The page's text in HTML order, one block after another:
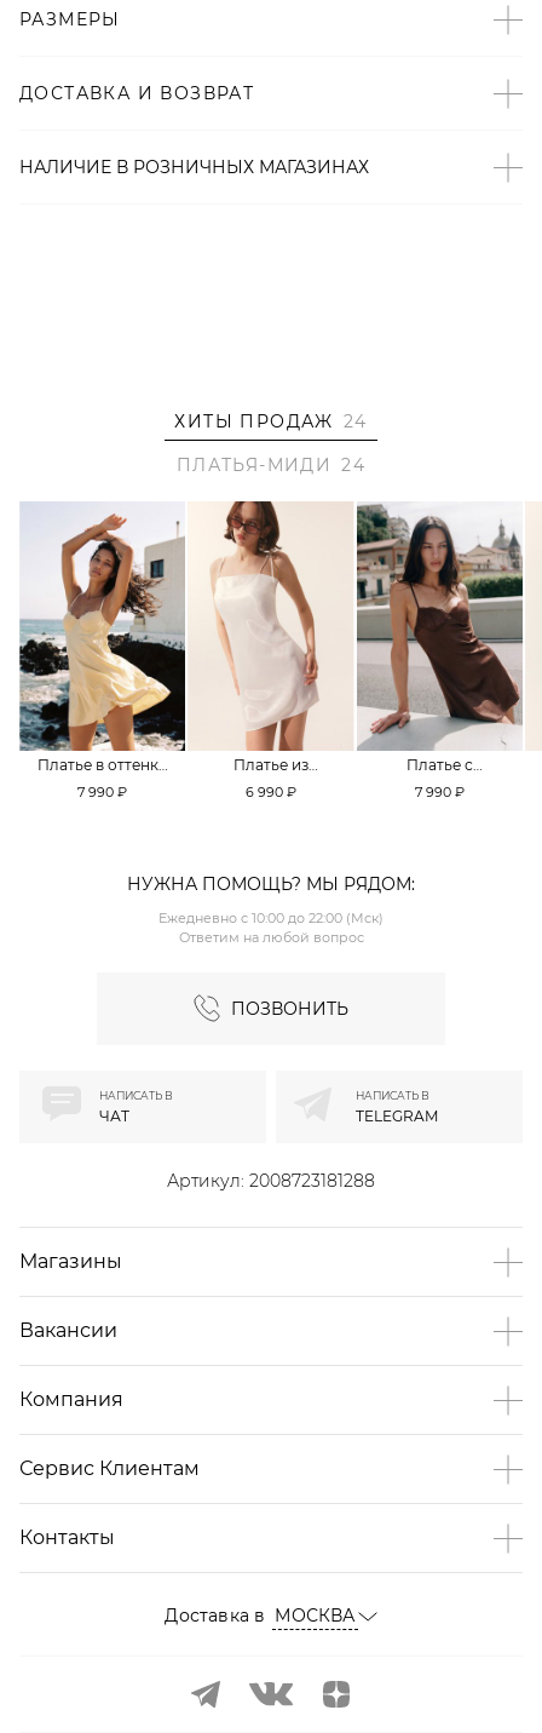
– Приталенный крой;
– Воротник с оборками;
– В составе: 100% полиэстер – прочный, износостойкий
РАЗМЕРЫ
ДОСТАВКА И ВОЗВРАТ
НАЛИЧИЕ В РОЗНИЧНЫХ МАГАЗИНАХ
ХИТЫ ПРОДАЖ 24
ПЛАТЬЯ-МИДИ
24
Платье в оттенке
Pale Banana
7 990 ₽
Платье из
смесовой вискозы
6 990 ₽
Платье с
кружевной
7 990 ₽
НУЖНА ПОМОЩЬ? МЫ РЯДОМ:
ПОЗВОНИТЬ
Ежедневно с 10:00 до 22:00 (Мск)
Ответим на любой вопрос
Артикул: 2008723181288
НАПИСАТЬ В
ЧАТ
НАПИСАТЬ В
TELEGRAM
Магазины
Вакансии
Компания
Сервис Клиентам
Контакты
Доставка в МОСКВА